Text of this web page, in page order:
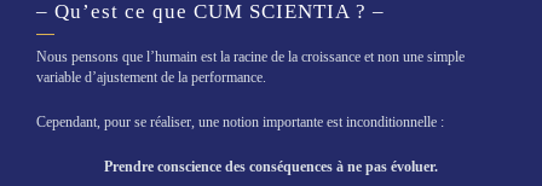
– Qu’est ce que CUM SCIENTIA ? –
Nous pensons que l’humain est la racine de la croissance et non une simple
variable d’ajustement de la performance.
Cependant, pour se réaliser, une notion importante est inconditionnelle :
Prendre conscience des conséquences à ne pas évoluer.